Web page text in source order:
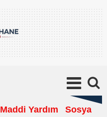
Maddi Yardım Sosyal